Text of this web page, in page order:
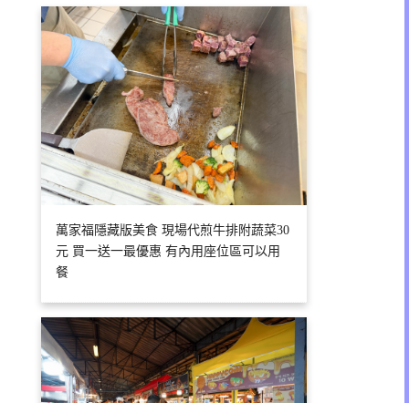
萬家福隱藏版美食 現場代煎牛排附蔬菜30
元 買一送一最優惠 有內用座位區可以用
餐